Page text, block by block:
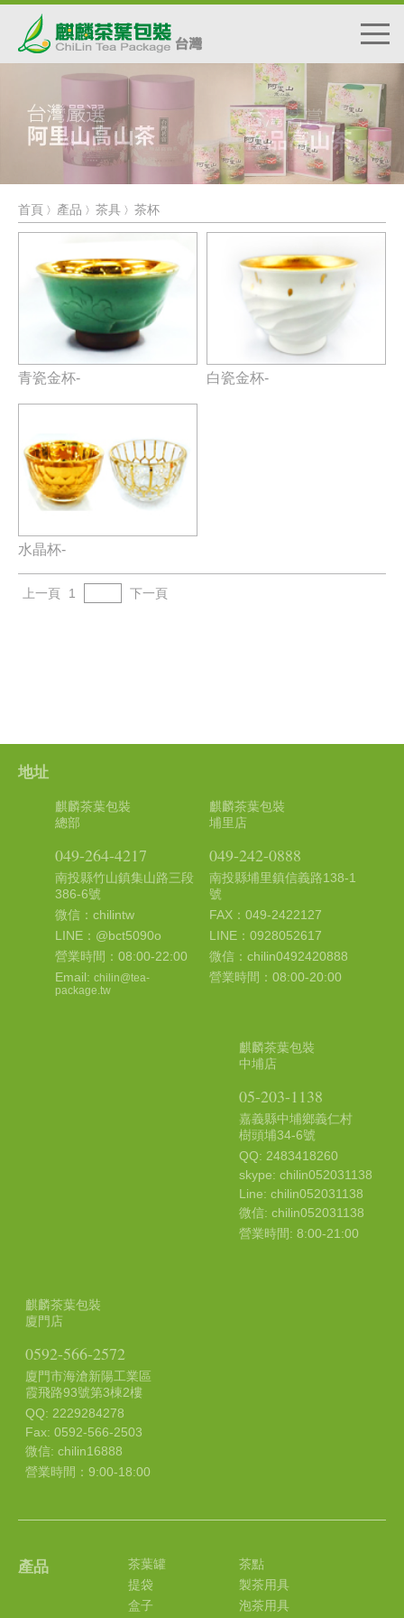
首頁 〉 產品 〉 茶具 〉 茶杯
青瓷金杯- 白瓷金杯-
水晶杯-
上一頁 1 下一頁
地址
麒麟茶葉包裝
總部
049-264-4217
南投縣竹山鎮集山路三段
386-6號
微信：chilintw
LINE：@bct5090o
營業時間：08:00-22:00
Email: chilin@tea-
package.tw
麒麟茶葉包裝
埔里店
049-242-0888
南投縣埔里鎮信義路138-1
號
FAX：049-2422127
LINE：0928052617
微信：chilin0492420888
營業時間：08:00-20:00
麒麟茶葉包裝
中埔店
05-203-1138
嘉義縣中埔鄉義仁村
樹頭埔34-6號
QQ: 2483418260
skype: chilin052031138
Line: chilin052031138
微信: chilin052031138
營業時間: 8:00-21:00
麒麟茶葉包裝
廈門店
0592-566-2572
廈門市海滄新陽工業區
霞飛路93號第3棟2樓
QQ: 2229284278
Fax: 0592-566-2503
微信: chilin16888
營業時間：9:00-18:00
產品
茶葉罐
提袋
盒子
茶點
製茶用具
泡茶用具